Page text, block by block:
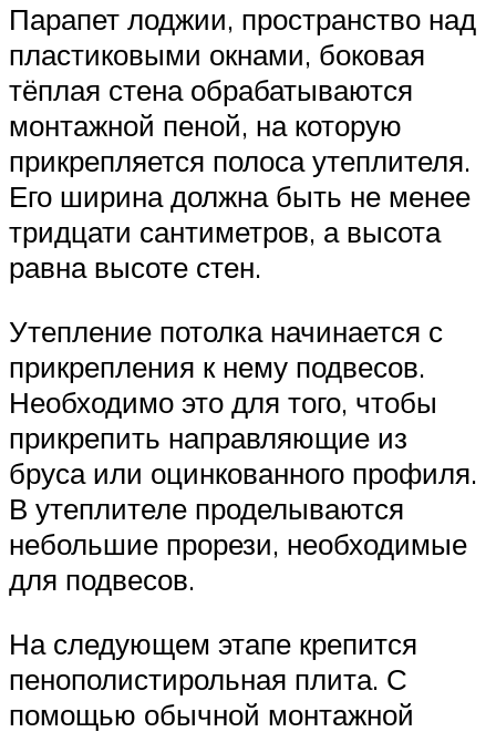
Парапет лоджии, пространство над
пластиковыми окнами, боковая
тёплая стена обрабатываются
монтажной пеной, на которую
прикрепляется полоса утеплителя.
Его ширина должна быть не менее
тридцати сантиметров, а высота
равна высоте стен.
Утепление потолка начинается с
прикрепления к нему подвесов.
Необходимо это для того, чтобы
прикрепить направляющие из
бруса или оцинкованного профиля.
В утеплителе проделываются
небольшие прорези, необходимые
для подвесов.
На следующем этапе крепится
пенополистирольная плита. С
помощью обычной монтажной